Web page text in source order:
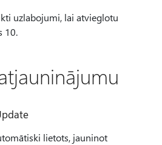
uzlabojumi, lai atvieglotu
10.
lietots, jauninot